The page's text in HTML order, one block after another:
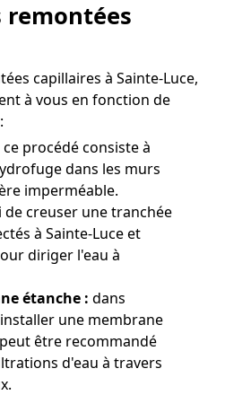
remontées
capillaires à Sainte-Luce,
à vous en fonction de
ce procédé consiste à
dans les murs
imperméable.
de creuser une tranchée
à Sainte-Luce et
diriger l'eau à
étanche : dans
une membrane
être recommandé
d'eau à travers